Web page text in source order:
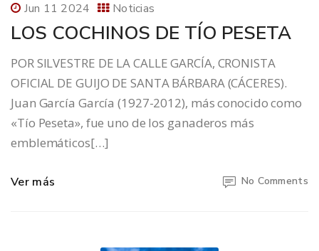
Jun 11 2024 Noticias
LOS COCHINOS DE TÍO PESETA
POR SILVESTRE DE LA CALLE GARCÍA, CRONISTA
OFICIAL DE GUIJO DE SANTA BÁRBARA (CÁCERES).
Juan García García (1927-2012), más conocido como
«Tío Peseta», fue uno de los ganaderos más
emblemáticos[…]
Ver más No Comments